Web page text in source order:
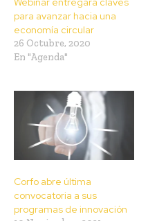
para avanzar hacia una
economía circular
26 Octubre, 2020
En "Agenda"
Corfo abre última
convocatoria a sus
programas de innovación